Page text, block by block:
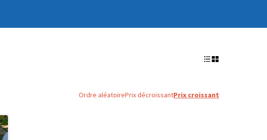
Ordre aléatoirePrix décroissantPrix croissant